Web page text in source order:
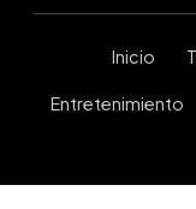
Inicio
Entretenimiento